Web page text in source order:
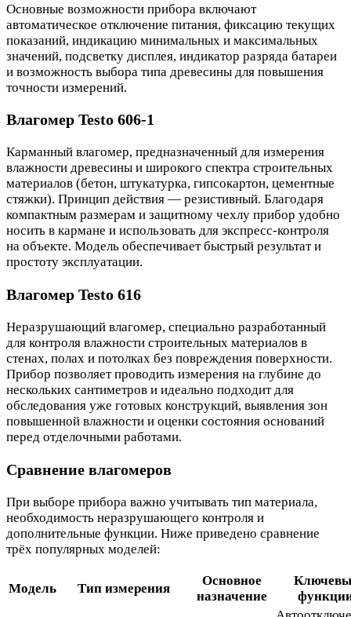
Основные возможности прибора включают
автоматическое отключение питания, фиксацию текущих
показаний, индикацию минимальных и максимальных
значений, подсветку дисплея, индикатор разряда батареи
и возможность выбора типа древесины для повышения
точности измерений.
Влагомер Testo 606-1
Карманный влагомер, предназначенный для измерения
влажности древесины и широкого спектра строительных
материалов (бетон, штукатурка, гипсокартон, цементные
стяжки). Принцип действия — резистивный. Благодаря
компактным размерам и защитному чехлу прибор удобно
носить в кармане и использовать для экспресс-контроля
на объекте. Модель обеспечивает быстрый результат и
простоту эксплуатации.
Влагомер Testo 616
Неразрушающий влагомер, специально разработанный
для контроля влажности строительных материалов в
стенах, полах и потолках без повреждения поверхности.
Прибор позволяет проводить измерения на глубине до
нескольких сантиметров и идеально подходит для
обследования уже готовых конструкций, выявления зон
повышенной влажности и оценки состояния оснований
перед отделочными работами.
Сравнение влагомеров
При выборе прибора важно учитывать тип материала,
необходимость неразрушающего контроля и
дополнительные функции. Ниже приведено сравнение
трёх популярных моделей:
Модель Тип измерения
Основное
назначение